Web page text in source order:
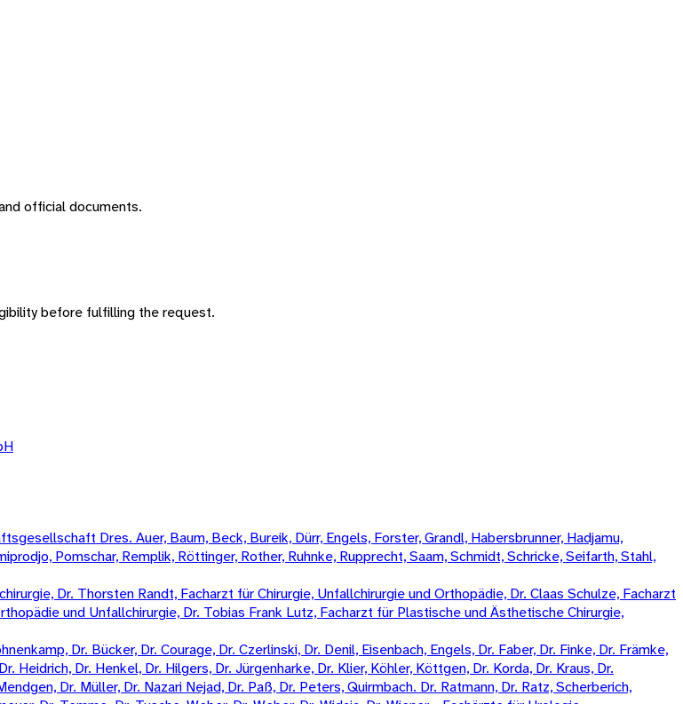
official documents.
before fulfilling the request.
Dres. Auer, Baum, Beck, Bureik, Dürr, Engels, Forster, Grandl, Habersbrunner, Hadjamu,
Pomschar, Remplik, Röttinger, Rother, Ruhnke, Rupprecht, Saam, Schmidt, Schricke, Seifarth, Stahl,
Dr. Thorsten Randt, Facharzt für Chirurgie, Unfallchirurgie und Orthopädie, Dr. Claas Schulze, Facharzt
und Unfallchirurgie, Dr. Tobias Frank Lutz, Facharzt für Plastische und Ästhetische Chirurgie,
Dr. Bücker, Dr. Courage, Dr. Czerlinski, Dr. Denil, Eisenbach, Engels, Dr. Faber, Dr. Finke, Dr. Främke,
Heidrich, Dr. Henkel, Dr. Hilgers, Dr. Jürgenharke, Dr. Klier, Köhler, Köttgen, Dr. Korda, Dr. Kraus, Dr.
Dr. Müller, Dr. Nazari Nejad, Dr. Paß, Dr. Peters, Quirmbach. Dr. Ratmann, Dr. Ratz, Scherberich,